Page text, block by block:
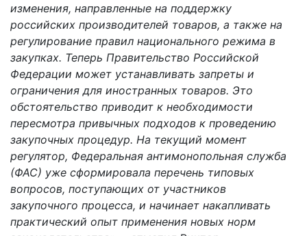
изменения, направленные на поддержку
российских производителей товаров, а также на
регулирование правил национального режима в
закупках. Теперь Правительство Российской
Федерации может устанавливать запреты и
ограничения для иностранных товаров. Это
обстоятельство приводит к необходимости
пересмотра привычных подходов к проведению
закупочных процедур. На текущий момент
регулятор, Федеральная антимонопольная служба
(ФАС) уже сформировала перечень типовых
вопросов, поступающих от участников
закупочного процесса, и начинает накапливать
практический опыт применения новых норм